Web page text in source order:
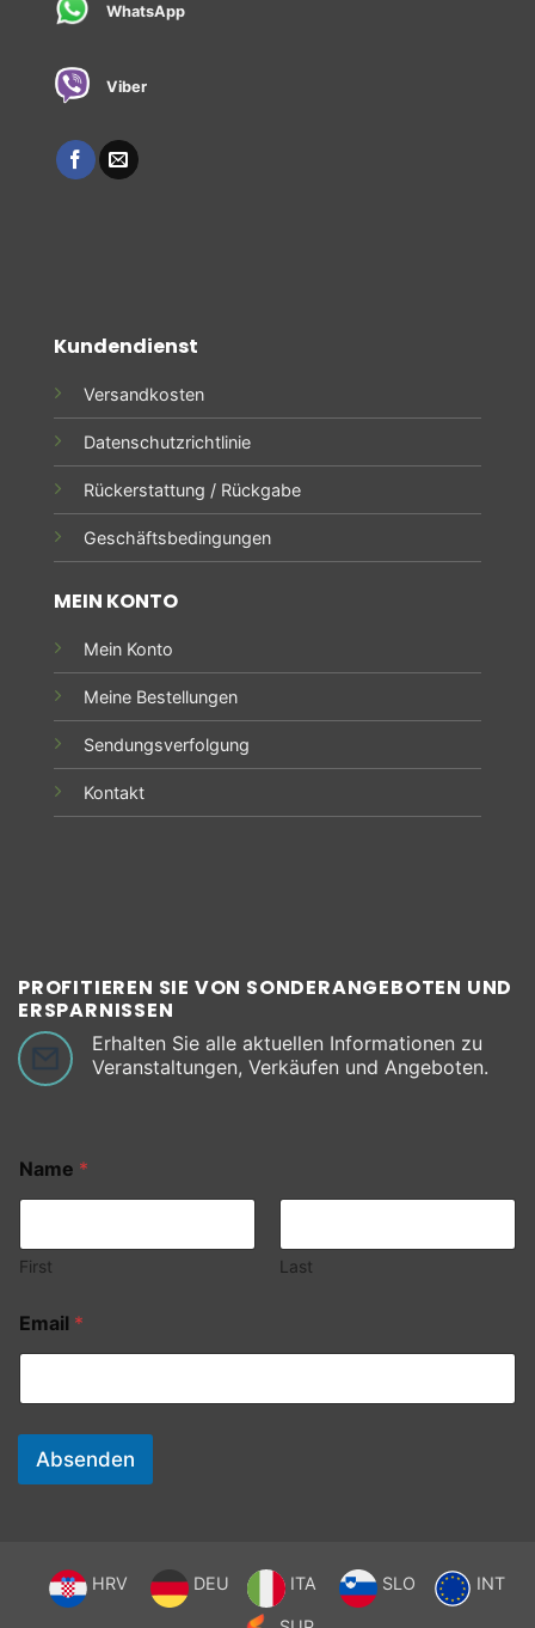
WhatsApp
Viber
Kundendienst
Versandkosten
Datenschutzrichtlinie
Rückerstattung / Rückgabe
Geschäftsbedingungen
MEIN KONTO
Mein Konto
Meine Bestellungen
Sendungsverfolgung
Kontakt
PROFITIEREN SIE VON SONDERANGEBOTEN UND
ERSPARNISSEN
Erhalten Sie alle aktuellen Informationen zu
Veranstaltungen, Verkäufen und Angeboten.
Name *
First Last
Email *
Absenden
HRV DEU ITA SLO INT